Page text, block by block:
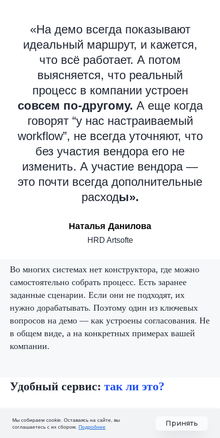
Исследование и таблица
Сравнение
сервисов КЭДО
«На демо всегда показывают
идеальный маршрут, и кажется,
что всё работает. А потом
выясняется, что реальный
процесс в компании устроен
совсем по-другому. А еще когда
говорят “у нас настраиваемый
workflow”, не всегда уточняют, что
без участия вендора его не
изменить. А участие вендора —
это почти всегда дополнительные
расходы».
Наталья Данилова
HRD Artsofte
Во многих системах нет конструктора, где можно
самостоятельно собрать процесс. Есть заранее
заданные сценарии. Если они не подходят, их
нужно дорабатывать. Поэтому один из ключевых
вопросов на демо — как устроены согласования. Не
в общем виде, а на конкретных примерах вашей
компании.
Удобный сервис: так ли это?
««На демо всё выглядит легко,
Узнайте, как облегчить
подписание договора с
клиентом
на
обработку персональных данных
Мы собираем cookie. Оставаясь на сайте, вы
соглашаетесь с их сбором. Подробнее Принять